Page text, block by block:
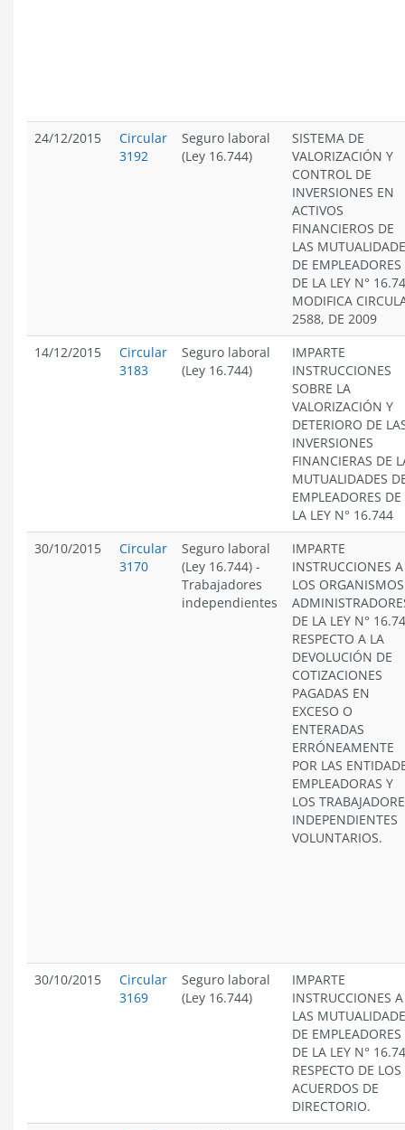
24/12/2015
Circular
3192
Seguro laboral
(Ley 16.744)
SISTEMA DE
VALORIZACIÓN Y
CONTROL DE
INVERSIONES EN
ACTIVOS
FINANCIEROS DE
LAS
DE EMPLEADORES
DE LA LEY N°
MODIFICA
2588, DE 2009
14/12/2015
Circular
3183
Seguro laboral
(Ley 16.744)
IMPARTE
INSTRUCCIONES
SOBRE LA
VALORIZACIÓN Y
DETERIORO DE
INVERSIONES
FINANCIERAS DE
MUTUALIDADES
EMPLEADORES DE
LA LEY N° 16.744
30/10/2015
Circular
3170
Seguro laboral
(Ley 16.744) -
Trabajadores
independientes
IMPARTE
INSTRUCCIONES A
LOS ORGANISMOS
DE LA LEY N°
RESPECTO A LA
DEVOLUCIÓN DE
COTIZACIONES
PAGADAS EN
EXCESO O
ENTERADAS
ERRÓNEAMENTE
POR LAS
EMPLEADORAS Y
LOS
INDEPENDIENTES
VOLUNTARIOS.
30/10/2015
Circular
3169
Seguro laboral
(Ley 16.744)
IMPARTE
INSTRUCCIONES A
LAS
DE EMPLEADORES
DE LA LEY N°
RESPECTO DE LOS
ACUERDOS DE
DIRECTORIO.